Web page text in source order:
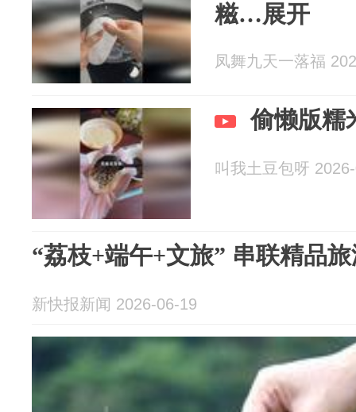
糍…展开
凤舞九天一落福
偷懒版糯
叫我土豆包呀
“荔枝+端午+文旅” 串联精品
新快报新闻 2026-06-19